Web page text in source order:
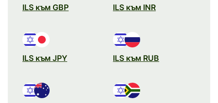
ILS към GBP ILS към INR
ILS към JPY ILS към RUB